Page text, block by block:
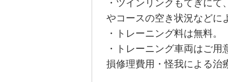
・ツインリンクもてぎに
やコースの空き状況などに
・トレーニング料は無料。
・トレーニング車両はご
損修理費用・怪我による治